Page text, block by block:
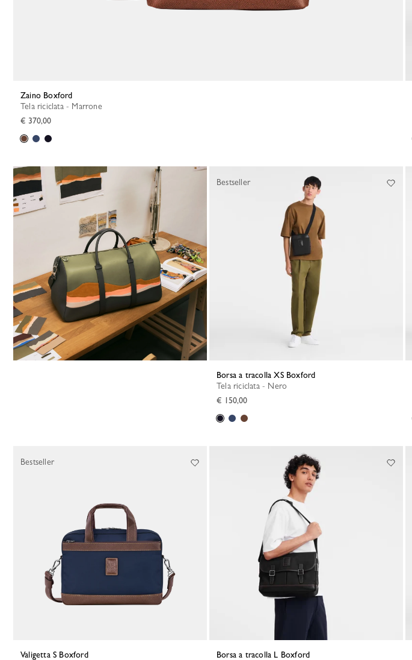
Zaino Boxford
Tela riciclata - Marrone
€ 370,00
Borsa a tracolla XS Boxford
Tela riciclata - Nero
€ 150,00
Bestseller
Valigetta S Boxford
Bestseller
Borsa a tracolla L Boxford